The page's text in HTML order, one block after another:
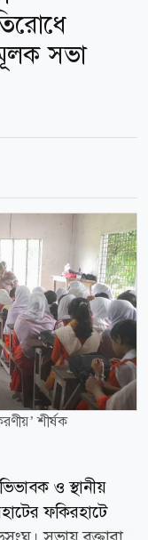
সভা
শীর্ষক
ও স্থানীয়
ফকিরহাটে